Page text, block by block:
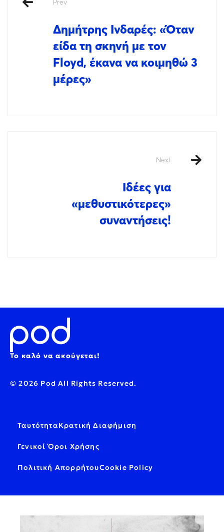
Prev
Δημήτρης Ινδαρές: «Όταν
είδα τη σκηνή με τον
Floyd, έκανα να κοιμηθώ 3
μέρες»
Next
Ιδέες για
«μεθυστικότερες»
συναντήσεις!
Το καλό να ακούγεται!
© 2026 Pod All Rights Reserved.
ΤαυτότηταΚρατική Διαφήμιση
Γενικοί Όροι Χρήσης
Πολιτική ΑπορρήτουCookie Policy